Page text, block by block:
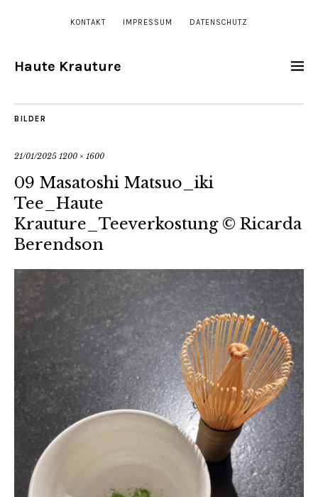
KONTAKT IMPRESSUM DATENSCHUTZ
Haute Krauture
BILDER
21/01/2025 1200 × 1600
09 Masatoshi Matsuo_iki
Tee_Haute
Krauture_Teeverkostung © Ricarda
Berendson